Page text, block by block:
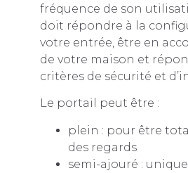
fréquence de son
doit répondre à la
votre entrée, être en
de votre maison et
critères de sécurité et
Le portail peut être :
plein : pour être
des regards
semi-ajouré :